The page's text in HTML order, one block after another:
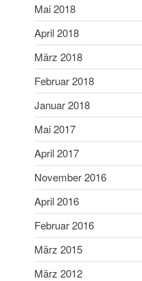
Mai 2018
April 2018
März 2018
Februar 2018
Januar 2018
Mai 2017
April 2017
November 2016
April 2016
Februar 2016
März 2015
März 2012